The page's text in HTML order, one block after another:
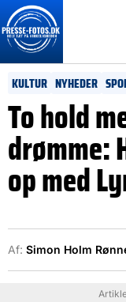
KULTUR NYHEDER
To hold
drømme:
op med
Af: Simon Holm